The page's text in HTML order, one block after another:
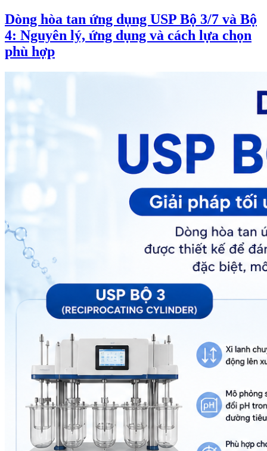
Dòng hòa tan ứng dụng USP Bộ 3/7 và Bộ
4: Nguyên lý, ứng dụng và cách lựa chọn
phù hợp